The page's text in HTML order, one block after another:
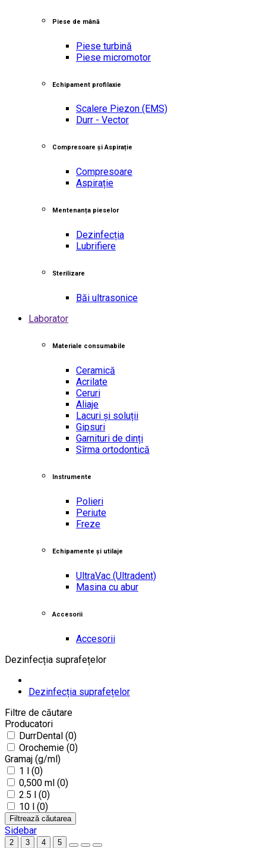
Piese de mână
Piese turbină
Piese micromotor
Echipament profilaxie
Scalere Piezon (EMS)
Durr - Vector
Compresoare și Aspirație
Compresoare
Aspirație
Mentenanța pieselor
Dezinfecția
Lubrifiere
Sterilizare
Băi ultrasonice
Laborator
Materiale consumabile
Ceramică
Acrilate
Ceruri
Aliaje
Lacuri și soluții
Gipsuri
Garnituri de dinți
Sîrma ortodontică
Instrumente
Polieri
Periute
Freze
Echipamente și utilaje
UltraVac (Ultradent)
Masina cu abur
Accesorii
Accesorii
Dezinfecția suprafețelor
Dezinfecția suprafețelor
Filtre de căutare
Producatori
DurrDental (0)
Orochemie (0)
Gramaj (g/ml)
1 l (0)
0,500 ml (0)
2.5 l (0)
10 l (0)
Filtrează căutarea
Sidebar
2 3 4 5